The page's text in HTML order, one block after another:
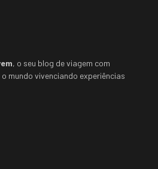
, o seu blog de viagem com
mundo vivenciando experiências